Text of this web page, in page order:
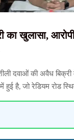
का खुलासा,
दवाओं की अवैध
है, जो रेडियम रोड